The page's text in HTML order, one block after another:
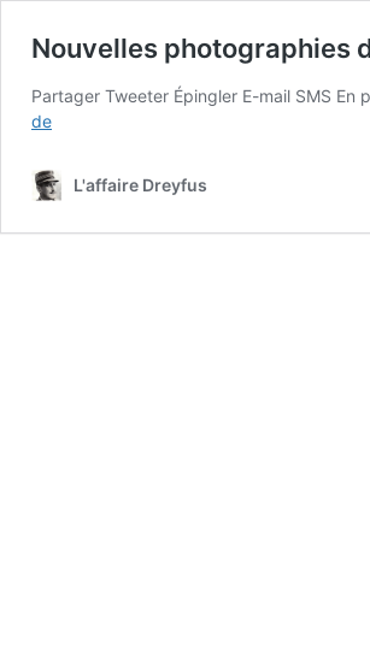
Nouvelles photographies
Partager Tweeter Épingler E-mail SMS
deNouvelles
d’acteurs
de
L'affaire Dreyfus